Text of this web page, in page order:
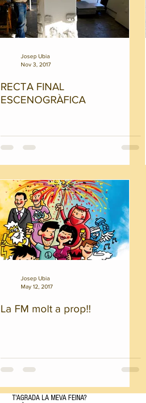
Josep Ubia
Nov 3, 2017
RECTA FINAL
ESCENOGRÀFICA
Josep Ubia
May 12, 2017
La FM molt a prop!!
T'AGRADA LA MEVA FEINA?